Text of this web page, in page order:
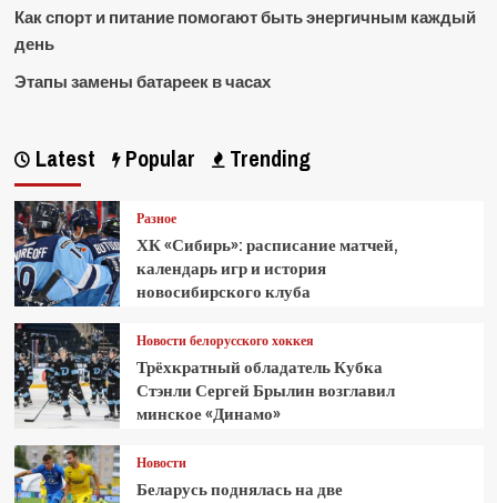
Как спорт и питание помогают быть энергичным каждый
день
Этапы замены батареек в часах
Latest Popular Trending
Разное
ХК «Сибирь»: расписание матчей,
календарь игр и история
новосибирского клуба
Новости белорусского хоккея
Трёхкратный обладатель Кубка
Стэнли Сергей Брылин возглавил
минское «Динамо»
Новости
Беларусь поднялась на две